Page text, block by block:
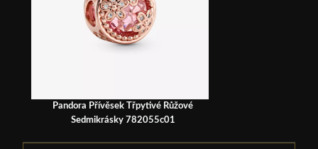
Pandora Přívěsek Třpytivé Růžové
Sedmikrásky 782055c01